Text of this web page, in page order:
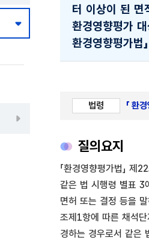
터 이상이 된 면
환경영향평가
환경영향평가법
법령 「 환
질의요지
「환경영향평가법」
같은 법 시행령 별표 3
면허 또는 결정 등을
조제1항에 따른 채석
경하는 경우로서 같은